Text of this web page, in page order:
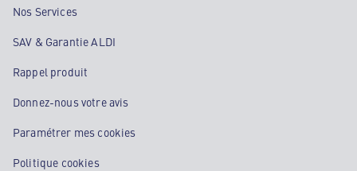
Nos Services
SAV & Garantie ALDI
Rappel produit
Donnez-nous votre avis
Paramétrer mes cookies
Politique cookies